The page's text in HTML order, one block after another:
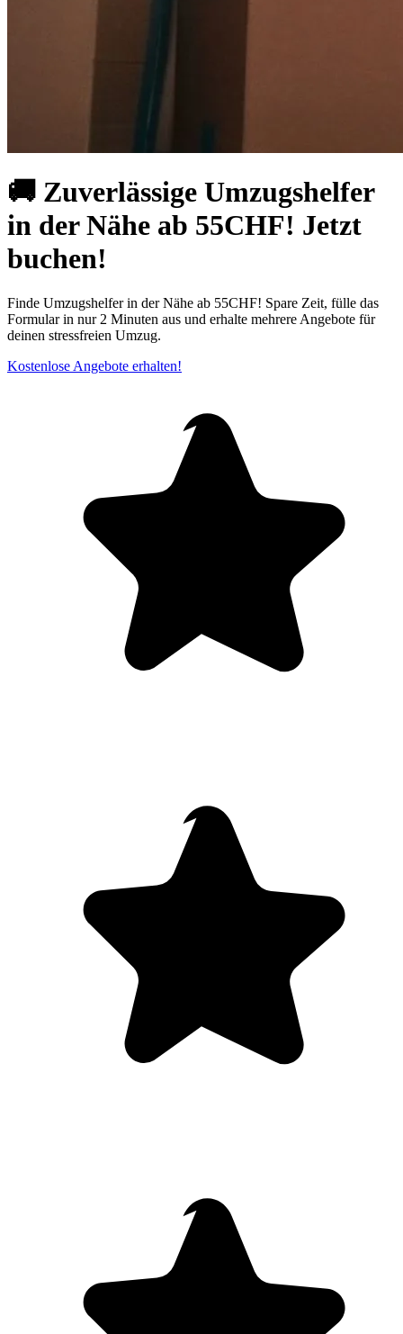
🚚 Zuverlässige Umzugshelfer
in der Nähe ab 55CHF! Jetzt
buchen!
Finde Umzugshelfer in der Nähe ab 55CHF! Spare Zeit, fülle das
Formular in nur 2 Minuten aus und erhalte mehrere Angebote für
deinen stressfreien Umzug.
Kostenlose Angebote erhalten!